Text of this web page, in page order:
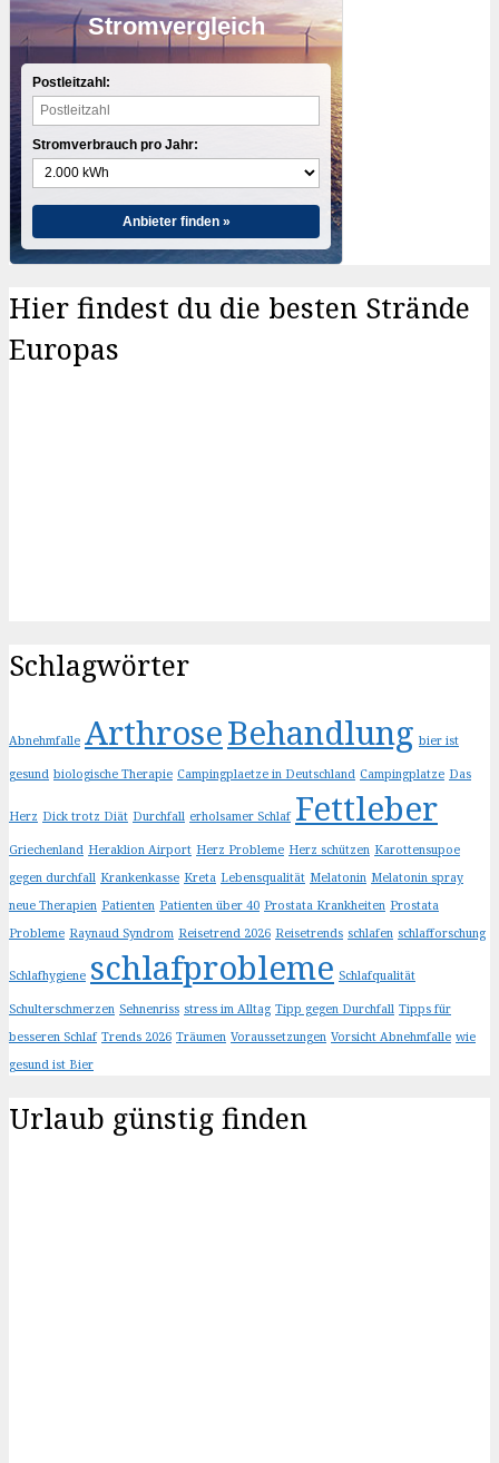
Stromvergleich
Postleitzahl:
Stromverbrauch pro Jahr:
Anbieter finden »
Hier findest du die besten Strände
Europas
Schlagwörter
Abnehmfalle ArthroseBehandlung bier ist
gesund biologische Therapie Campingplaetze in Deutschland Campingplatze Das
Herz Dick trotz Diät Durchfall erholsamer Schlaf Fettleber
Griechenland Heraklion Airport Herz Probleme Herz schützen Karottensupoe
gegen durchfall Krankenkasse Kreta Lebensqualität Melatonin Melatonin spray
neue Therapien Patienten Patienten über 40 Prostata Krankheiten Prostata
Probleme Raynaud Syndrom Reisetrend 2026 Reisetrends schlafen schlafforschung
Schlafhygiene schlafprobleme Schlafqualität
Schulterschmerzen Sehnenriss stress im Alltag Tipp gegen Durchfall Tipps für
besseren Schlaf Trends 2026 Träumen Voraussetzungen Vorsicht Abnehmfalle wie
gesund ist Bier
Urlaub günstig finden